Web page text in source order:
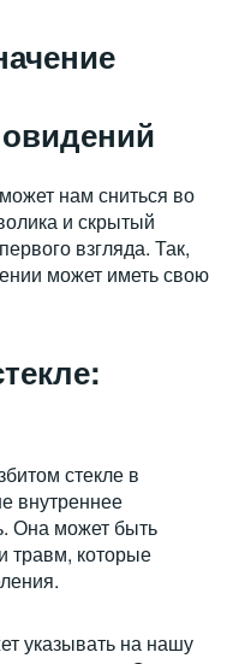
нам сниться во
и скрытый
взгляда. Так,
может иметь свою
стекле в
внутреннее
Она может быть
травм, которые
указывать на нашу